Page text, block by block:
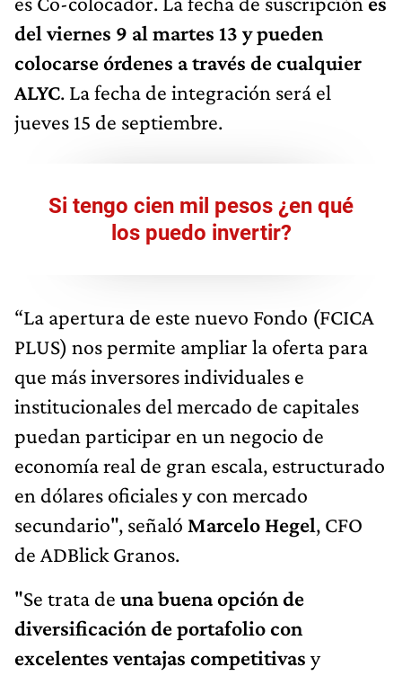
del viernes 9 al martes 13 y pueden
colocarse órdenes a través de cualquier
ALYC. La fecha de integración será el
jueves 15 de septiembre.
Si tengo cien mil pesos ¿en qué
los puedo invertir?
“La apertura de este nuevo Fondo (FCICA
PLUS) nos permite ampliar la oferta para
que más inversores individuales e
institucionales del mercado de capitales
puedan participar en un negocio de
economía real de gran escala, estructurado
en dólares oficiales y con mercado
secundario", señaló Marcelo Hegel, CFO
de ADBlick Granos.
"Se trata de una buena opción de
diversificación de portafolio con
excelentes ventajas competitivas y